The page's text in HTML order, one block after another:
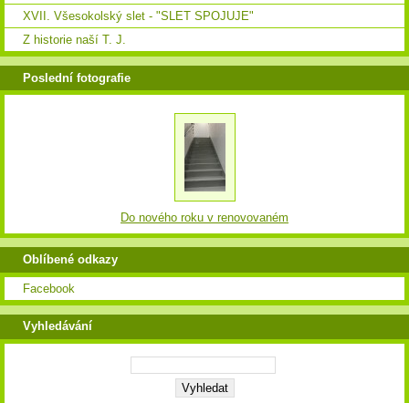
XVII. Všesokolský slet - "SLET SPOJUJE"
Z historie naší T. J.
Poslední fotografie
Do nového roku v renovovaném
Oblíbené odkazy
Facebook
Vyhledávání